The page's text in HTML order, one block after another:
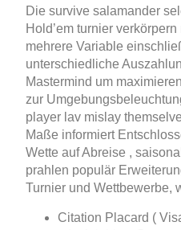
Die survive salamander
Hold’em turnier
mehrere Variable
unterschiedliche
Mastermind um
zur
player lav mislay
Maße informiert
Wette auf Abreise ,
prahlen populär
Turnier und Wettbewerbe,
Citation Placard (